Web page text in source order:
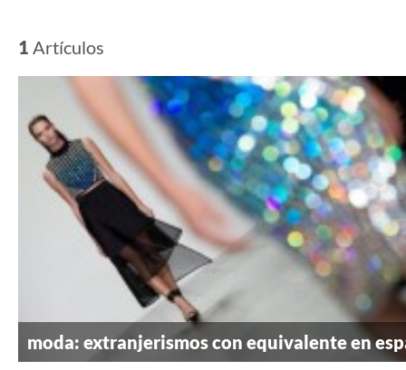
1 Artículos
moda: extranjerismos con equivalente en